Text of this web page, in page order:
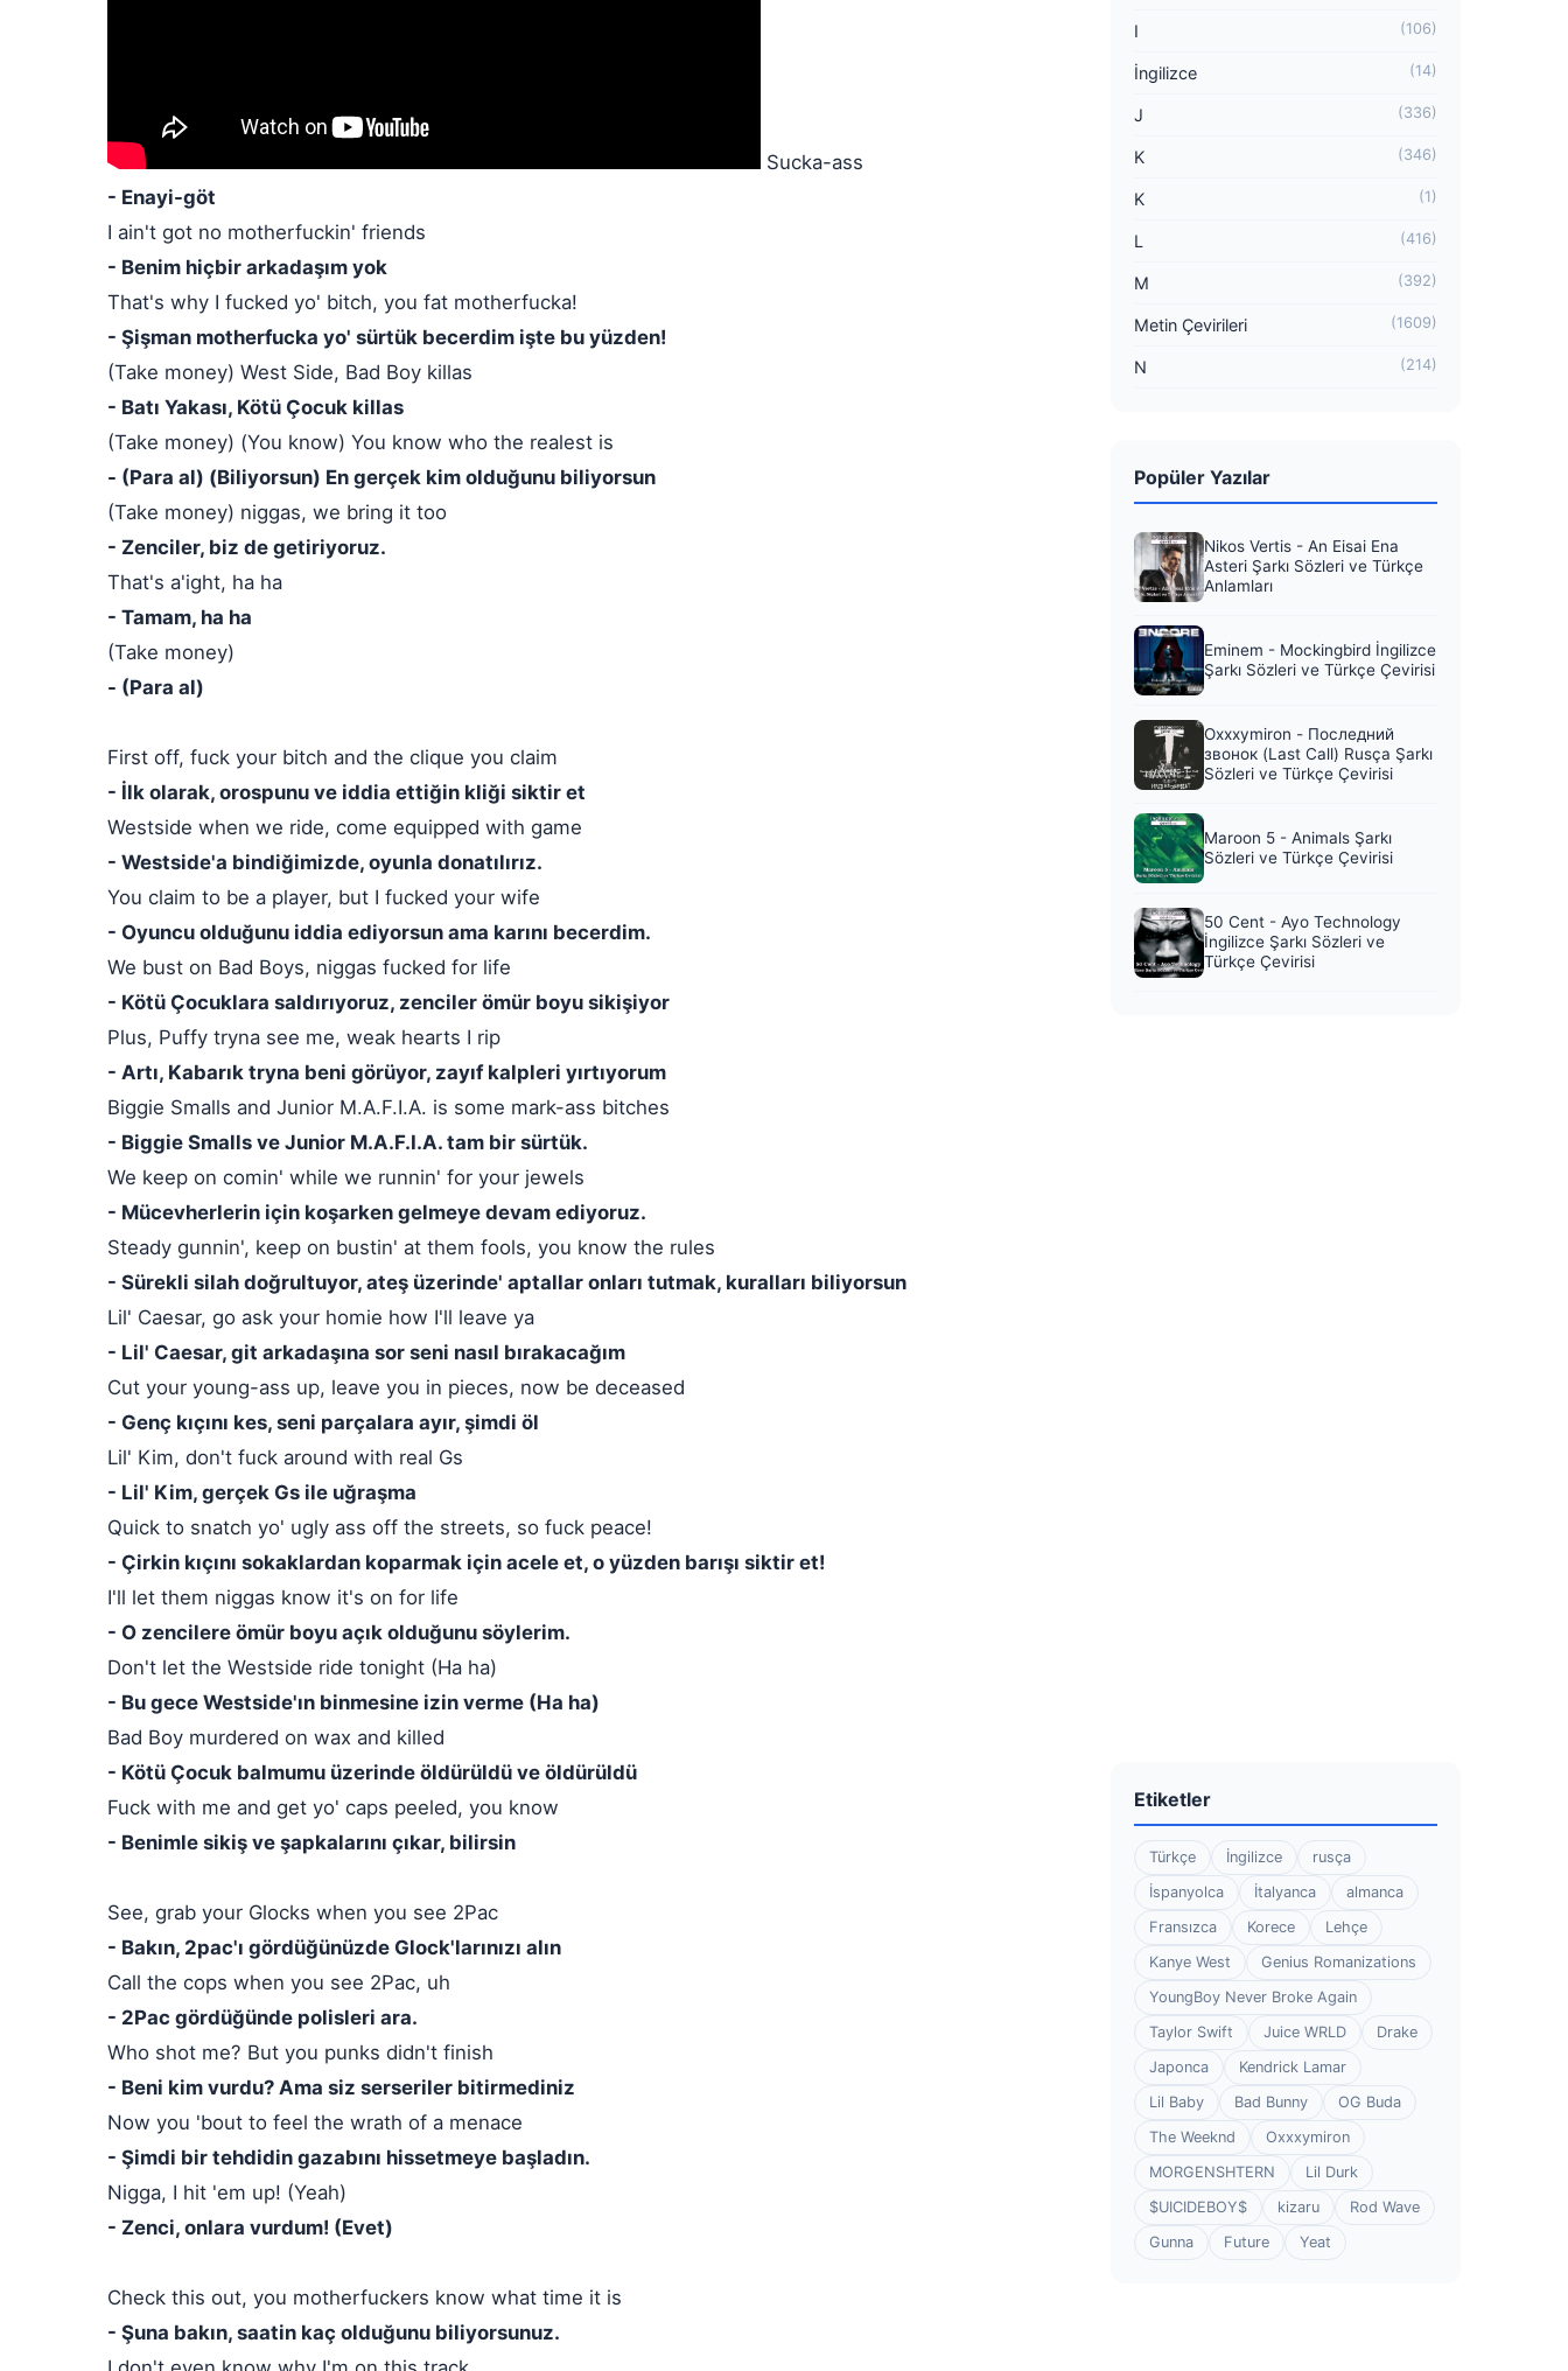
Sucka-ass
- Enayi-göt
I ain't got no motherfuckin' friends
- Benim hiçbir arkadaşım yok
That's why I fucked yo' bitch, you fat motherfucka!
- Şişman motherfucka yo' sürtük becerdim işte bu yüzden!
(Take money) West Side, Bad Boy killas
- Batı Yakası, Kötü Çocuk killas
(Take money) (You know) You know who the realest is
- (Para al) (Biliyorsun) En gerçek kim olduğunu biliyorsun
(Take money) niggas, we bring it too
- Zenciler, biz de getiriyoruz.
That's a'ight, ha ha
- Tamam, ha ha
(Take money)
- (Para al)
First off, fuck your bitch and the clique you claim
- İlk olarak, orospunu ve iddia ettiğin kliği siktir et
Westside when we ride, come equipped with game
- Westside'a bindiğimizde, oyunla donatılırız.
You claim to be a player, but I fucked your wife
- Oyuncu olduğunu iddia ediyorsun ama karını becerdim.
We bust on Bad Boys, niggas fucked for life
- Kötü Çocuklara saldırıyoruz, zenciler ömür boyu sikişiyor
Plus, Puffy tryna see me, weak hearts I rip
- Artı, Kabarık tryna beni görüyor, zayıf kalpleri yırtıyorum
Biggie Smalls and Junior M.A.F.I.A. is some mark-ass bitches
- Biggie Smalls ve Junior M.A.F.I.A. tam bir sürtük.
We keep on comin' while we runnin' for your jewels
- Mücevherlerin için koşarken gelmeye devam ediyoruz.
Steady gunnin', keep on bustin' at them fools, you know the rules
- Sürekli silah doğrultuyor, ateş üzerinde' aptallar onları tutmak, kuralları biliyorsun
Lil' Caesar, go ask your homie how I'll leave ya
- Lil' Caesar, git arkadaşına sor seni nasıl bırakacağım
Cut your young-ass up, leave you in pieces, now be deceased
- Genç kıçını kes, seni parçalara ayır, şimdi öl
Lil' Kim, don't fuck around with real Gs
- Lil' Kim, gerçek Gs ile uğraşma
Quick to snatch yo' ugly ass off the streets, so fuck peace!
- Çirkin kıçını sokaklardan koparmak için acele et, o yüzden barışı siktir et!
I'll let them niggas know it's on for life
- O zencilere ömür boyu açık olduğunu söylerim.
Don't let the Westside ride tonight (Ha ha)
- Bu gece Westside'ın binmesine izin verme (Ha ha)
Bad Boy murdered on wax and killed
- Kötü Çocuk balmumu üzerinde öldürüldü ve öldürüldü
Fuck with me and get yo' caps peeled, you know
- Benimle sikiş ve şapkalarını çıkar, bilirsin
See, grab your Glocks when you see 2Pac
- Bakın, 2pac'ı gördüğünüzde Glock'larınızı alın
Call the cops when you see 2Pac, uh
- 2Pac gördüğünde polisleri ara.
Who shot me? But you punks didn't finish
- Beni kim vurdu? Ama siz serseriler bitirmediniz
Now you 'bout to feel the wrath of a menace
- Şimdi bir tehdidin gazabını hissetmeye başladın.
Nigga, I hit 'em up! (Yeah)
- Zenci, onlara vurdum! (Evet)
Check this out, you motherfuckers know what time it is
- Şuna bakın, saatin kaç olduğunu biliyorsunuz.
I (106)
İngilizce (14)
J (336)
K (346)
K (1)
L (416)
M (392)
Metin Çevirileri (1609)
N (214)
Popüler Yazılar
Nikos Vertis - An Eisai Ena
Asteri Şarkı Sözleri ve Türkçe
Anlamları
Eminem - Mockingbird İngilizce
Şarkı Sözleri ve Türkçe Çevirisi
Oxxxymiron - Последний
звонок (Last Call) Rusça Şarkı
Sözleri ve Türkçe Çevirisi
Maroon 5 - Animals Şarkı
Sözleri ve Türkçe Çevirisi
50 Cent - Ayo Technology
İngilizce Şarkı Sözleri ve
Türkçe Çevirisi
Etiketler
Türkçe İngilizce
rusça
İspanyolca
İtalyanca
almanca
Fransızca
Korece
Lehçe
Kanye West
Genius Romanizations
YoungBoy Never Broke Again
Taylor Swift
Juice WRLD
Drake
Japonca
Kendrick Lamar
Lil Baby
Bad Bunny
OG Buda
The Weeknd
Oxxxymiron
MORGENSHTERN
Lil Durk
$UICIDEBOY$
kizaru
Rod Wave
Gunna
Future Yeat